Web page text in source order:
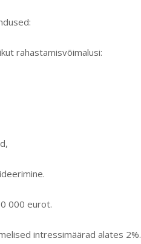
rahastamisvõimalusi:
000 eurot.
intressimäärad alates 2%.